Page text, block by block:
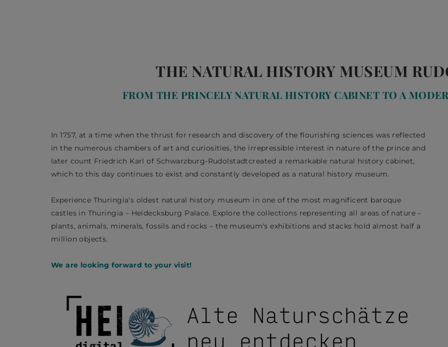
THE NATURAL HISTORY MUSEUM
FROM THE PRINCELY NATURAL HISTORY CABINET TO A
In 1757, at a time when the thrust for research and discovery of the flourishing sciences was reflected
in the numerous chambers of art and curiosities, the irrepressible interest in nature of the prince and
later count Friedrich Karl of Schwarzburg-Rudolstadtcreated a remarkable natural history cabinet,
which to this day continues to exist and constantly developed as a natural history museum.
Experience Thuringia's oldest natural history museum in one of the most magnificent baroque
castles in Thuringia – Heidecksburg Palace. Explore the collections representing all areas of nature –
plants, animals, minerals, fossils and rocks – the museum's exhibitions and stacks hold almost half a
million objects.
We are looking forward to your visit!